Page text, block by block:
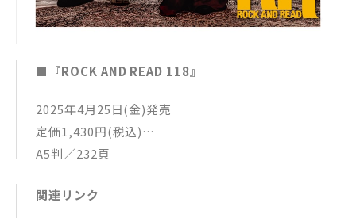
■『ROCK AND READ 118』
2025年4月25日(金)発売
定価1,430円(税込)
A5判／232頁
ViViD
関連リンク